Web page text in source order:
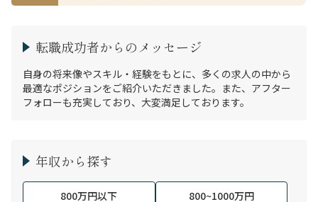
転職成功者からのメッセージ
自身の将来像やスキル・経験をもとに、多くの求人の中から
最適なポジションをご紹介いただきました。また、アフター
フォローも充実しており、大変満足しております。
年収から探す
800万円以下
800~1000万円